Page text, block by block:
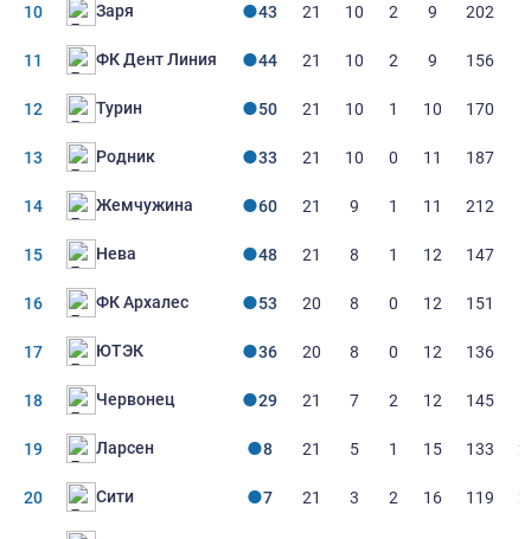
10 Заря 43 21 10 2 9 202
11 ФК Дент Линия 44 21 10 2 9 156
12 Турин 50 21 10 1 10 170
13 Родник 33 21 10 0 11 187
14 Жемчужина 60 21 9 1 11 212
15 Нева 48 21 8 1 12 147
16 ФК Архалес 53 20 8 0 12 151
17 ЮТЭК 36 20 8 0 12 136
18 Червонец 29 21 7 2 12 145
19 Ларсен 8 21 5 1 15 133
20 Сити 7 21 3 2 16 119